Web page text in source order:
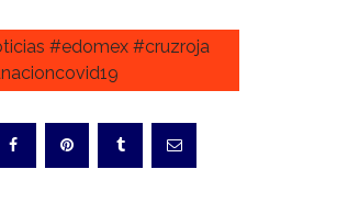
#edomex #cruzroja